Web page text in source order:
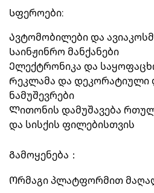
Სფეროები:
Ავტომობილები და
Საინჟინრო მანქანები
Ელექტრონიკა და
Რეკლამა და დეკორატიული
ნამუშევრები
Ლითონის დამუშავება
და სისქის ფილებისთვის
Გამოყენება：
Ორმაგი პლატფორმით